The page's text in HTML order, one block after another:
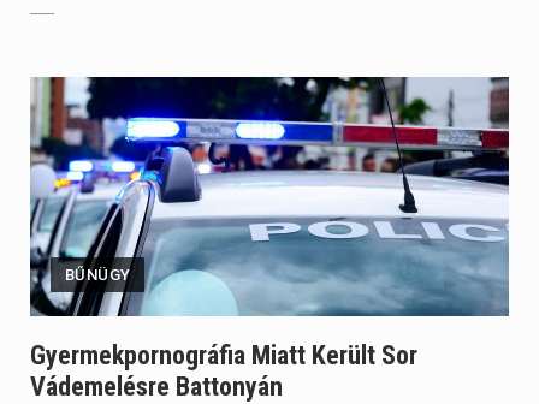
BŰNÜGY
Gyermekpornográfia Miatt Került Sor
Vádemelésre Battonyán